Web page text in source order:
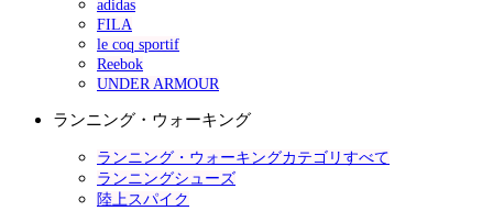
adidas
FILA
le coq sportif
Reebok
UNDER ARMOUR
ランニング・ウォーキング
ランニング・ウォーキングカテゴリすべて
ランニングシューズ
陸上スパイク